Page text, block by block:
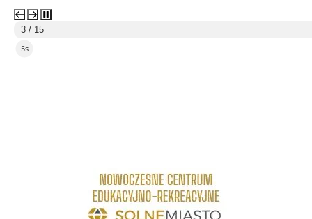
3 / 15
4s
link do strony Centrum Edukacyjno Rekreacyjne